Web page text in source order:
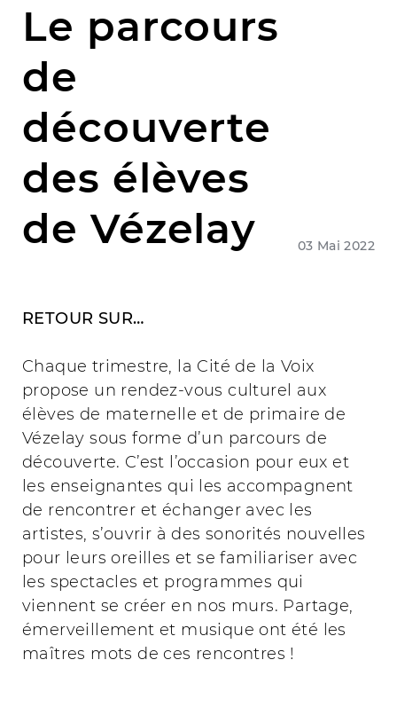
Le parcours
de
découverte
des élèves
de Vézelay
03 Mai 2022
RETOUR SUR…
Chaque trimestre, la Cité de la Voix
propose un rendez-vous culturel aux
élèves de maternelle et de primaire de
Vézelay sous forme d’un parcours de
découverte. C’est l’occasion pour eux et
les enseignantes qui les accompagnent
de rencontrer et échanger avec les
artistes, s’ouvrir à des sonorités nouvelles
pour leurs oreilles et se familiariser avec
les spectacles et programmes qui
viennent se créer en nos murs. Partage,
émerveillement et musique ont été les
maîtres mots de ces rencontres !